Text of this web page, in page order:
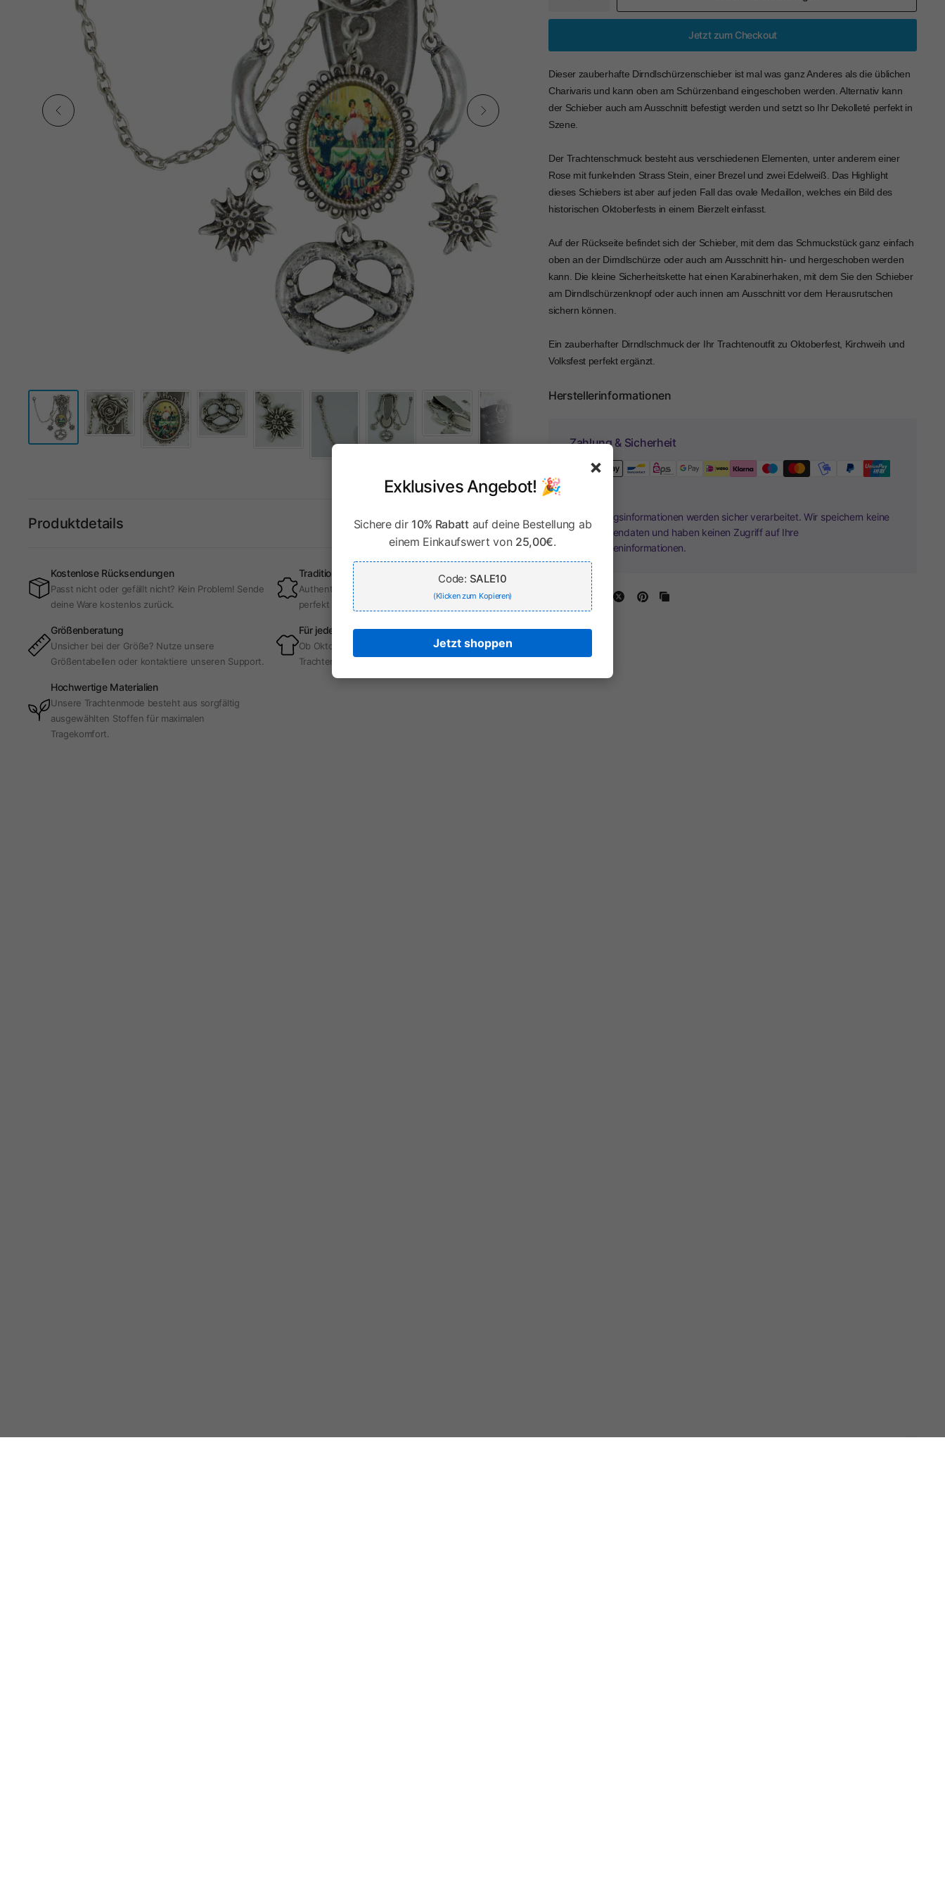
Jetzt zum Checkout
Dieser zauberhafte Dirndlschürzenschieber ist mal was ganz Anderes als die üblichen
Charivaris und kann oben am Schürzenband eingeschoben werden. Alternativ kann
der Schieber auch am Ausschnitt befestigt werden und setzt so Ihr Dekolleté perfekt in
Szene.
Der Trachtenschmuck besteht aus verschiedenen Elementen, unter anderem einer
Rose mit funkelnden Strass Stein, einer Brezel und zwei Edelweiß. Das Highlight
dieses Schiebers ist aber auf jeden Fall das ovale Medaillon, welches ein Bild des
historischen Oktoberfests in einem Bierzelt einfasst.
Auf der Rückseite befindet sich der Schieber, mit dem das Schmuckstück ganz einfach
oben an der Dirndlschürze oder auch am Ausschnitt hin- und hergeschoben werden
kann. Die kleine Sicherheitskette hat einen Karabinerhaken, mit dem Sie den Schieber
am Dirndlschürzenknopf oder auch innen am Ausschnitt vor dem Herausrutschen
sichern können.
Ein zauberhafter Dirndlschmuck der Ihr Trachtenoutfit zu Oktoberfest, Kirchweih und
Volksfest perfekt ergänzt.
Herstellerinformationen
Zahlung & Sicherheit
Ihr Zahlungsinformationen werden sicher verarbeitet. Wir speichern keine
Kreditkartendaten und haben keinen Zugriff auf Ihre
Kreditkarteninformationen.
Produktdetails
Kostenlose Rücksendungen
Passt nicht oder gefällt nicht? Kein Problem! Sende
deine Ware kostenlos zurück.
Tradition & Moderne
Authentische Trachten mit modernem Touch –
perfekt für jeden Anlass.
Größenberatung
Unsicher bei der Größe? Nutze unsere
Größentabellen oder kontaktiere unseren Support.
Für jeden Anlass
Ob Oktoberfest, Hochzeit oder Alltag – unsere
Trachten sind vielseitig tragbar.
Hochwertige Materialien
Unsere Trachtenmode besteht aus sorgfältig
ausgewählten Stoffen für maximalen
Tragekomfort.
×
Exklusives Angebot! 🎉
Sichere dir 10% Rabattauf deine Bestellung ab
einem Einkaufswert von 25,00€.
Code: SALE10
(Klicken zum Kopieren)
Jetzt shoppen